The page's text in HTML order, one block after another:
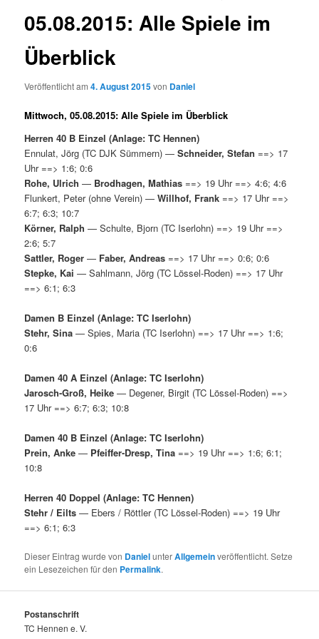
05.08.2015: Alle Spiele im
Überblick
Veröffentlicht am4. August 2015von Daniel
Mittwoch, 05.08.2015: Alle Spiele im Überblick
Herren 40 B Einzel (Anlage: TC Hennen)
Ennulat, Jörg (TC DJK Sümmern) —Schneider, Stefan ==> 17
Uhr ==> 1:6; 0:6
Rohe, Ulrich — Brodhagen, Mathias ==> 19 Uhr ==> 4:6; 4:6
Flunkert, Peter (ohne Verein) —Willhof, Frank ==> 17 Uhr ==>
6:7; 6:3; 10:7
Körner, Ralph — Schulte, Bjorn (TC Iserlohn) ==> 19 Uhr ==>
2:6; 5:7
Sattler, Roger — Faber, Andreas ==> 17 Uhr ==> 0:6; 0:6
Stepke, Kai — Sahlmann, Jörg (TC Lössel-Roden) ==> 17 Uhr
==> 6:1; 6:3
Damen B Einzel (Anlage: TC Iserlohn)
Stehr, Sina — Spies, Maria (TC Iserlohn) ==> 17 Uhr ==> 1:6;
0:6
Damen 40 A Einzel (Anlage: TC Iserlohn)
Jarosch-Groß, Heike — Degener, Birgit (TC Lössel-Roden) ==>
17 Uhr ==> 6:7; 6:3; 10:8
Damen 40 B Einzel (Anlage: TC Iserlohn)
Prein, Anke — Pfeiffer-Dresp, Tina ==> 19 Uhr ==> 1:6; 6:1;
10:8
Herren 40 Doppel (Anlage: TC Hennen)
Stehr / Eilts — Ebers / Röttler (TC Lössel-Roden) ==> 19 Uhr
==> 6:1; 6:3
Dieser Eintrag wurde von DanielunterAllgemeinveröffentlicht. Setze
ein Lesezeichen für den Permalink.
Postanschrift
TC Hennen e. V.